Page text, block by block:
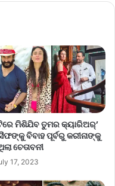
ମିଶିଯିବ ତୁମର କ୍ୟାରିଅର୍‌’
ବିବାହ ପୂର୍ବରୁ କରୀନାଙ୍କୁ
ଚେତାବନୀ
17, 2023